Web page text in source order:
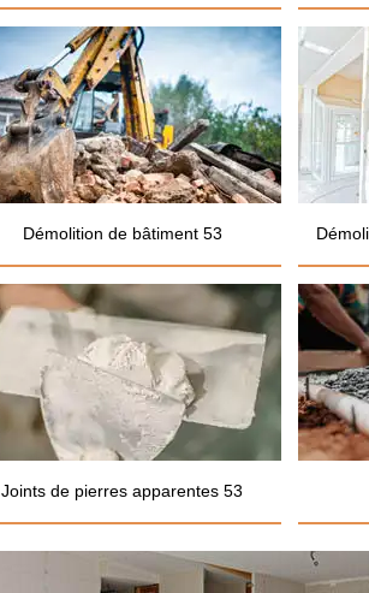
Démolition de bâtiment 53
Joints de pierres apparentes 53